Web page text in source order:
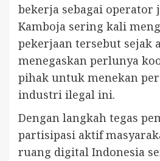
bekerja sebagai
Kamboja sering kali
pekerjaan tersebut sejak
menegaskan perlunya
pihak untuk menekan
industri ilegal ini.
Dengan langkah tegas
partisipasi aktif
ruang digital Indonesia